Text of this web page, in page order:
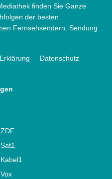
finden Sie Ganze
der besten
Fernsehsendern. Sendung
Erklärung
Datenschutz
ZDF
Sat1
Kabel1
Vox